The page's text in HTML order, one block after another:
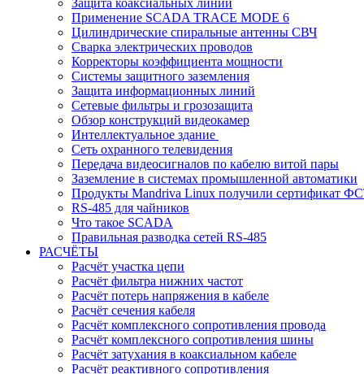
Защита коаксиальных линий
Применение SCADA TRACE MODE 6
Цилиндрические спиральные антенны СВЧ
Сварка электрических проводов
Корректоры коэффициента мощности
Системы защитного заземления
Защита информационных линий
Сетевые фильтры и грозозащита
Обзор конструкций видеокамер
Интеллектуальное здание
Cеть охранного телевидения
Передача видеосигналов по кабелю витой пары
Заземление в системах промышленной автоматики
Продукты Mandriva Linux получили сертификат
RS-485 для чайников
Что такое SCADA
Правильная разводка сетей RS-485
РАСЧЁТЫ
Расчёт участка цепи
Расчёт фильтра нижних частот
Расчёт потерь напряжения в кабеле
Расчёт сечения кабеля
Расчёт комплексного сопротивления провода
Расчёт комплексного сопротивления шины
Расчёт затухания в коаксиальном кабеле
Расчёт реактивного сопротивления